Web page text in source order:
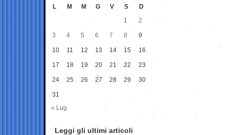
L M M G V S
D
1
2
3 4 5 6 7 8 9
10 11 12 13 14 15 16
17 18 19 20 21 22 23
24 25 26 27 28 29 30
31
« Lug
Leggi gli ultimi articoli